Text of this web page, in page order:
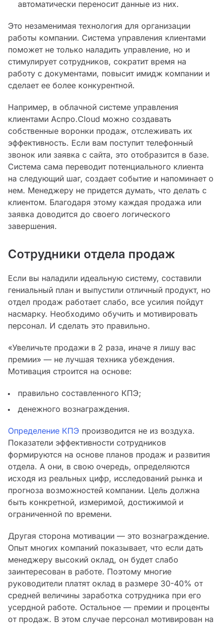
автоматически переносит данные из них.
Это незаменимая технология для организации
работы компании. Система управления клиентами
поможет не только наладить управление, но и
стимулирует сотрудников, сократит время на
работу с документами, повысит имидж компании и
сделает ее более конкурентной.
Например, в облачной системе управления
клиентами Аспро.Cloud можно создавать
собственные воронки продаж, отслеживать их
эффективность. Если вам поступит телефонный
звонок или заявка с сайта, это отобразится в базе.
Система сама переводит потенциального клиента
на следующий шаг, создает событие и напоминает о
нем. Менеджеру не придется думать, что делать с
клиентом. Благодаря этому каждая продажа или
заявка доводится до своего логического
завершения.
Сотрудники отдела продаж
Если вы наладили идеальную систему, составили
гениальный план и выпустили отличный продукт, но
отдел продаж работает слабо, все усилия пойдут
насмарку. Необходимо обучить и мотивировать
персонал. И сделать это правильно.
«Увеличьте продажи в 2 раза, иначе я лишу вас
премии» — не лучшая техника убеждения.
Мотивация строится на основе:
правильно составленного КПЭ;
денежного вознаграждения.
Определение КПЭ производится не из воздуха.
Показатели эффективности сотрудников
формируются на основе планов продаж и развития
отдела. А они, в свою очередь, определяются
исходя из реальных цифр, исследований рынка и
прогноза возможностей компании. Цель должна
быть конкретной, измеримой, достижимой и
ограниченной по времени.
Другая сторона мотивации — это вознаграждение.
Опыт многих компаний показывает, что если дать
менеджеру высокий оклад, он будет слабо
заинтересован в работе. Поэтому многие
руководители платят оклад в размере 30-40% от
средней величины заработка сотрудника при его
усердной работе. Остальное — премии и проценты
от продаж. В этом случае персонал мотивирован на